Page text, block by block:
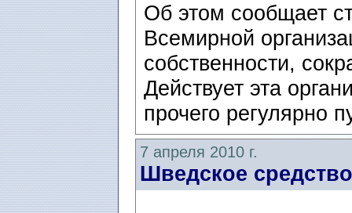
Об этом сообщает
Всемирной
собственности,
Действует эта
прочего регулярно
7 апреля 2010 г.
Шведское